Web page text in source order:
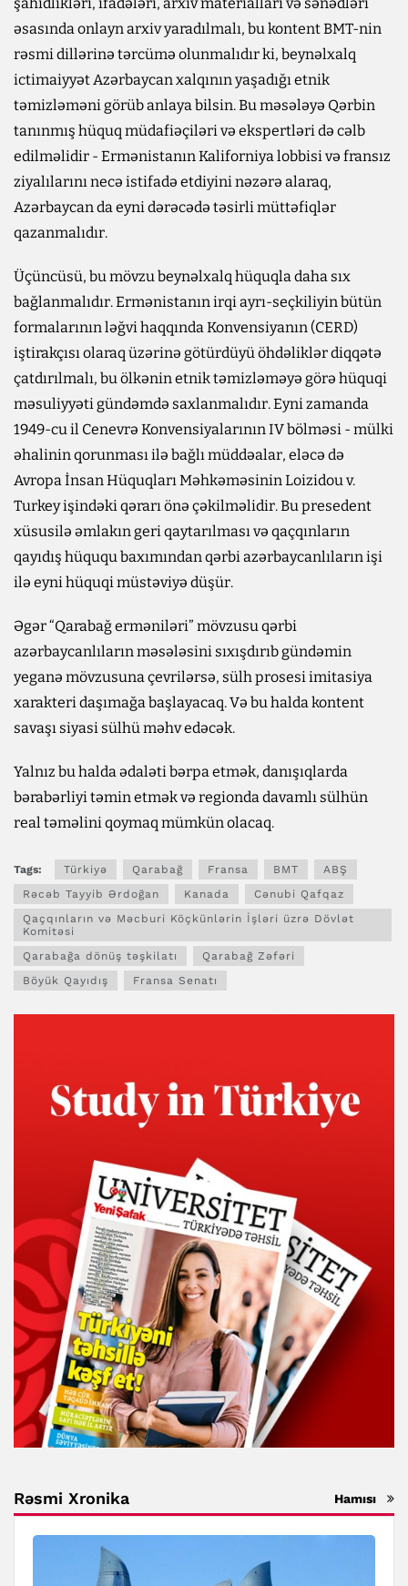
əsasında onlayn arxiv yaradılmalı, bu kontent BMT-nin
rəsmi dillərinə tərcümə olunmalıdır ki, beynəlxalq
ictimaiyyət Azərbaycan xalqının yaşadığı etnik
təmizləməni görüb anlaya bilsin. Bu məsələyə Qərbin
tanınmış hüquq müdafiəçiləri və ekspertləri də cəlb
edilməlidir - Ermənistanın Kaliforniya lobbisi və fransız
ziyalılarını necə istifadə etdiyini nəzərə alaraq,
Azərbaycan da eyni dərəcədə təsirli müttəfiqlər
qazanmalıdır.
Üçüncüsü, bu mövzu beynəlxalq hüquqla daha sıx
bağlanmalıdır. Ermənistanın irqi ayrı-seçkiliyin bütün
formalarının ləğvi haqqında Konvensiyanın (CERD)
iştirakçısı olaraq üzərinə götürdüyü öhdəliklər diqqətə
çatdırılmalı, bu ölkənin etnik təmizləməyə görə hüquqi
məsuliyyəti gündəmdə saxlanmalıdır. Eyni zamanda
1949-cu il Cenevrə Konvensiyalarının IV bölməsi - mülki
əhalinin qorunması ilə bağlı müddəalar, eləcə də
Avropa İnsan Hüquqları Məhkəməsinin Loizidou v.
Turkey işindəki qərarı önə çəkilməlidir. Bu presedent
xüsusilə əmlakın geri qaytarılması və qaçqınların
qayıdış hüququ baxımından qərbi azərbaycanlıların işi
ilə eyni hüquqi müstəviyə düşür.
Əgər “Qarabağ erməniləri” mövzusu qərbi
azərbaycanlıların məsələsini sıxışdırıb gündəmin
yeganə mövzusuna çevrilərsə, sülh prosesi imitasiya
xarakteri daşımağa başlayacaq. Və bu halda kontent
savaşı siyasi sülhü məhv edəcək.
Yalnız bu halda ədaləti bərpa etmək, danışıqlarda
bərabərliyi təmin etmək və regionda davamlı sülhün
real təməlini qoymaq mümkün olacaq.
Tags: Türkiyə Qarabağ Fransa BMT
ABŞ
Rəcəb Tayyib Ərdoğan
Kanada
Cənubi Qafqaz
Qaçqınların və Məcburi Köçkünlərin İşləri üzrə Dövlət
Komitəsi
Qarabağa dönüş təşkilatı
Qarabağ Zəfəri
Böyük Qayıdış
Fransa Senatı
Rəsmi Xronika Hamısı